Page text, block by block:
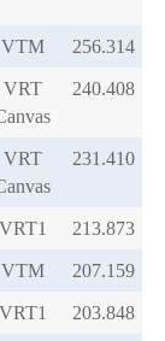
VTM
VRT
VRT
VRT1
VTM
VRT1